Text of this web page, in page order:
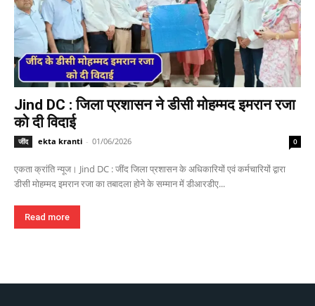
Jind DC : जिला प्रशासन ने डीसी मोहम्मद इमरान रजा
को दी विदाई
जींद ekta kranti - 01/06/2026 0
एकता क्रांति न्यूज। Jind DC : जींद जिला प्रशासन के अधिकारियों एवं कर्मचारियों द्वारा
डीसी मोहम्मद इमरान रजा का तबादला होने के सम्मान में डीआरडीए...
Read more